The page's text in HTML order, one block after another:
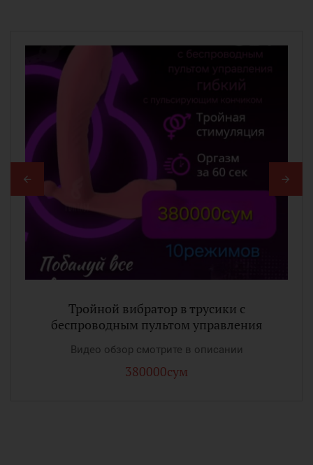
Тройной вибратор в трусики с
беспроводным пультом управления
Видео обзор смотрите в описании
380000сум